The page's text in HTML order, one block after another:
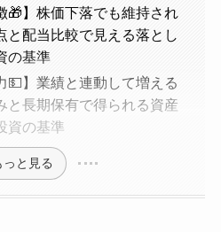
🎁】株価下落でも維持され
と配当比較で見える落とし
の基準
💵】業績と連動して増える
と長期保有で得られる資産
資の基準
っと見る